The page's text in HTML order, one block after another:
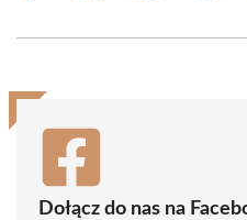
(Twitter)
Dołącz do nas na